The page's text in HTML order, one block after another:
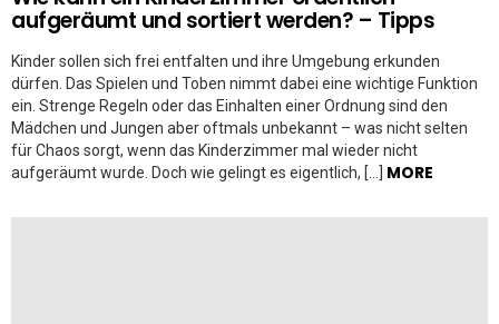
aufgeräumt und sortiert werden? – Tipps
Kinder sollen sich frei entfalten und ihre Umgebung erkunden
dürfen. Das Spielen und Toben nimmt dabei eine wichtige Funktion
ein. Strenge Regeln oder das Einhalten einer Ordnung sind den
Mädchen und Jungen aber oftmals unbekannt – was nicht selten
für Chaos sorgt, wenn das Kinderzimmer mal wieder nicht
aufgeräumt wurde. Doch wie gelingt es eigentlich, […] MORE